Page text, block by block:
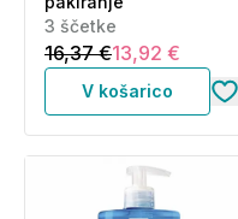
3 ščetke
16,37 €13,92 €
V košarico